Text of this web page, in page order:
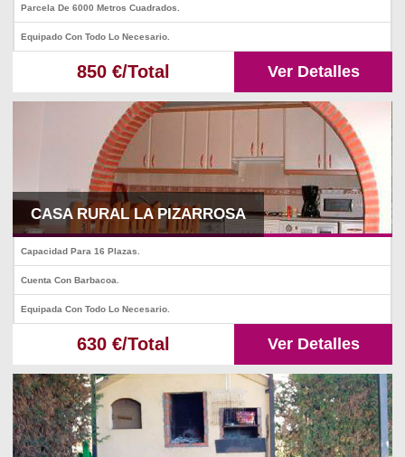
Parcela De 6000 Metros Cuadrados.
Equipado Con Todo Lo Necesario.
850 €/Total Ver Detalles
CASA RURAL LA PIZARROSA
Capacidad Para 16 Plazas.
Cuenta Con Barbacoa.
Equipada Con Todo Lo Necesario.
630 €/Total Ver Detalles